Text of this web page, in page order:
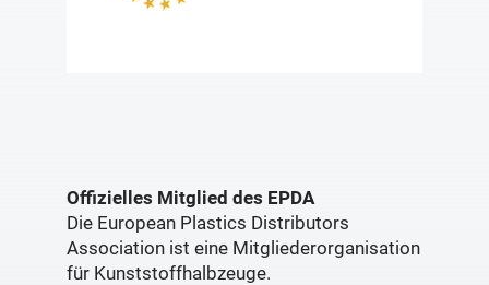
Offizielles Mitglied des EPDA
Die European Plastics Distributors
Association ist eine Mitgliederorganisation
für Kunststoffhalbzeuge.